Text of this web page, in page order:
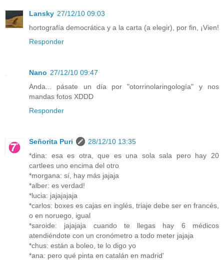
Lansky 27/12/10 09:03
hortografía democrática y a la carta (a elegir), por fin, ¡Vien!
Responder
Nano 27/12/10 09:47
Anda... pásate un día por "otorrinolaringología" y nos
mandas fotos XDDD
Responder
Señorita Puri
28/12/10 13:35
*dina: esa es otra, que es una sola sala pero hay 20
cartlees uno encima del otro
*morgana: sí, hay más jajaja
*alber: es verdad!
*lucia: jajajajaja
*carlos: boxes es cajas en inglés, triaje debe ser en francés,
o en noruego, igual
*saroide: jajajaja cuando te llegas hay 6 médicos
atendiéndote con un cronómetro a todo meter jajaja
*chus: están a boleo, te lo digo yo
*ana: pero qué pinta en catalán en madrid'